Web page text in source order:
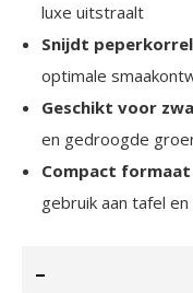
luxe uitstraalt
Snijdt
optimale
Geschikt voor
en gedroogde
Compact formaat
gebruik aan tafel en